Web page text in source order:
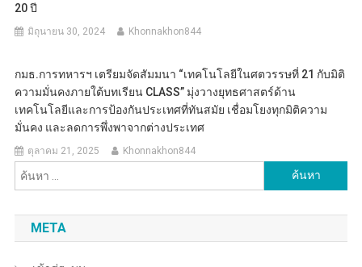
20 ปี
มิถุนายน 30, 2024 Khonnakhon844
กมธ.การทหารฯ เตรียมจัดสัมมนา “เทคโนโลยีในศตวรรษที่ 21 กับมิติ
ความมั่นคงภายใต้บทเรียน CLASS” มุ่งวางยุทธศาสตร์ด้าน
เทคโนโลยีและการป้องกันประเทศที่ทันสมัย เชื่อมโยงทุกมิติความ
มั่นคง และลดการพึ่งพาจากต่างประเทศ
ตุลาคม 21, 2025 Khonnakhon844
สำหรับ:
META